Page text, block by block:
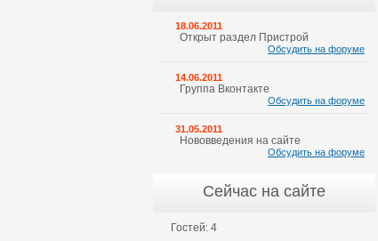
18.06.2011
Открыт раздел Пристрой
Обсудить на форуме
14.06.2011
Группа Вконтакте
Обсудить на форуме
31.05.2011
Нововведения на сайте
Обсудить на форуме
Сейчас на сайте
Гостей: 4